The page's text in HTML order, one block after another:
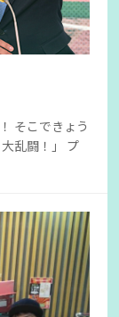
そこできょう
乱闘！」 プ